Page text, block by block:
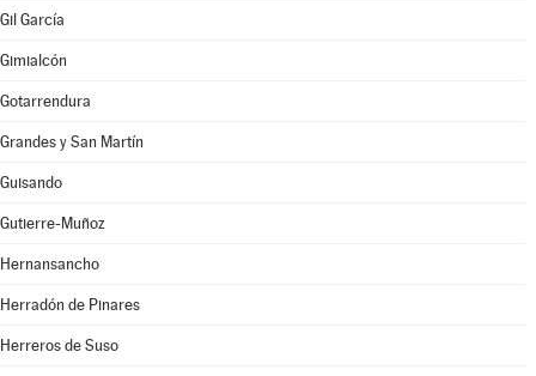
Gil García
Gimialcón
Gotarrendura
Grandes y San Martín
Guisando
Gutierre-Muñoz
Hernansancho
Herradón de Pinares
Herreros de Suso